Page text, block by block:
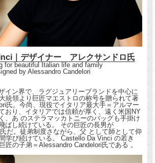
｜デザイナー アレクサンドロ氏
for beautiful Italian life and family
by Alessandro Candelori
イン界で、ラグジュアリーブランドを中心に
統領より巨匠マエストロの称号を贈られて著
氏。今尚、現役でイタリア最大手＝アルマー
おり、イタリアでは信頼が厚く、遠く米国NY
、あ のステラマッカトニーのバッグも手掛け
ばし続けている。 その巨匠の長男が
だ。徒弟制度さながら、父 として師として仰
学び続けている。 Castello Da Vinci の若き
匠の子弟＝Alessandro Candelori氏である 。